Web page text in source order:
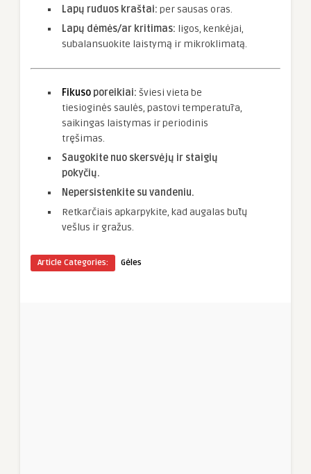
Lapų ruduos kraštai: per sausas oras.
Lapų dėmės/ar kritimas: ligos, kenkėjai,
subalansuokite laistymą ir mikroklimatą.
Fikuso poreikiai: šviesi vieta be
tiesioginės saulės, pastovi temperatūra,
saikingas laistymas ir periodinis
tręšimas.
Saugokite nuo skersvėjų ir staigių
pokyčių.
Nepersistenkite su vandeniu.
Retkarčiais apkarpykite, kad augalas būtų
vešlus ir gražus.
Article Categories: Gėles